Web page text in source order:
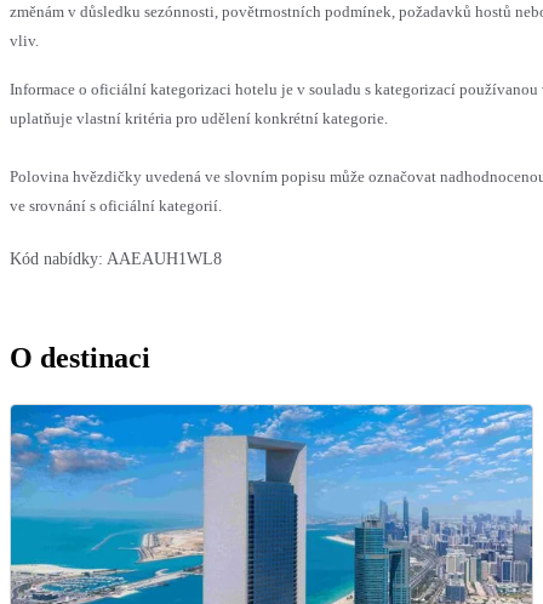
změnám v důsledku sezónnosti, povětrnostních podmínek, požadavků hostů
vliv.
Informace o oficiální kategorizaci hotelu je v souladu s kategorizací používanou
uplatňuje vlastní kritéria pro udělení konkrétní kategorie.
Polovina hvězdičky uvedená ve slovním popisu může označovat
ve srovnání s oficiální kategorií.
Kód nabídky: AAEAUH1WL8
O destinaci